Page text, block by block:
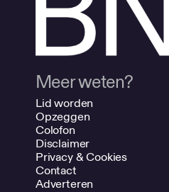
Meer weten?
Lid worden
Opzeggen
Colofon
Disclaimer
Privacy & Cookies
Contact
Adverteren